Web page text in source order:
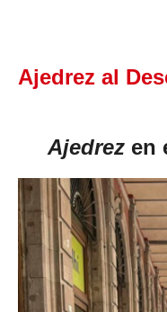
contenido
Ajedrez al
Ajedrezen